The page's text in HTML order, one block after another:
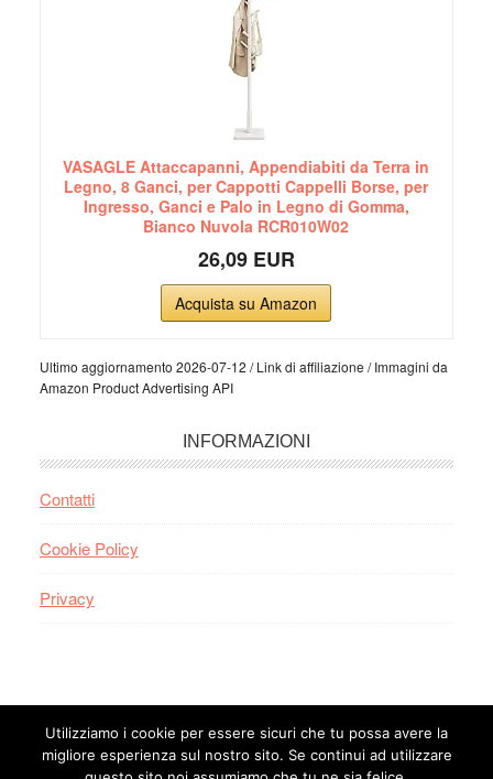
VASAGLE Attaccapanni, Appendiabiti da Terra in
Legno, 8 Ganci, per Cappotti Cappelli Borse, per
Ingresso, Ganci e Palo in Legno di Gomma,
Bianco Nuvola RCR010W02
26,09 EUR
Acquista su Amazon
Ultimo aggiornamento 2026-07-12 / Link di affiliazione / Immagini da
Amazon Product Advertising API
INFORMAZIONI
Contatti
Cookie Policy
Privacy
Il sito partecipa a programmi di affiliazione come il Programma
Affiliazione Amazon EU, un programma di affiliazione che permette ai
Utilizziamo i cookie per essere sicuri che tu possa avere la
migliore esperienza sul nostro sito. Se continui ad utilizzare